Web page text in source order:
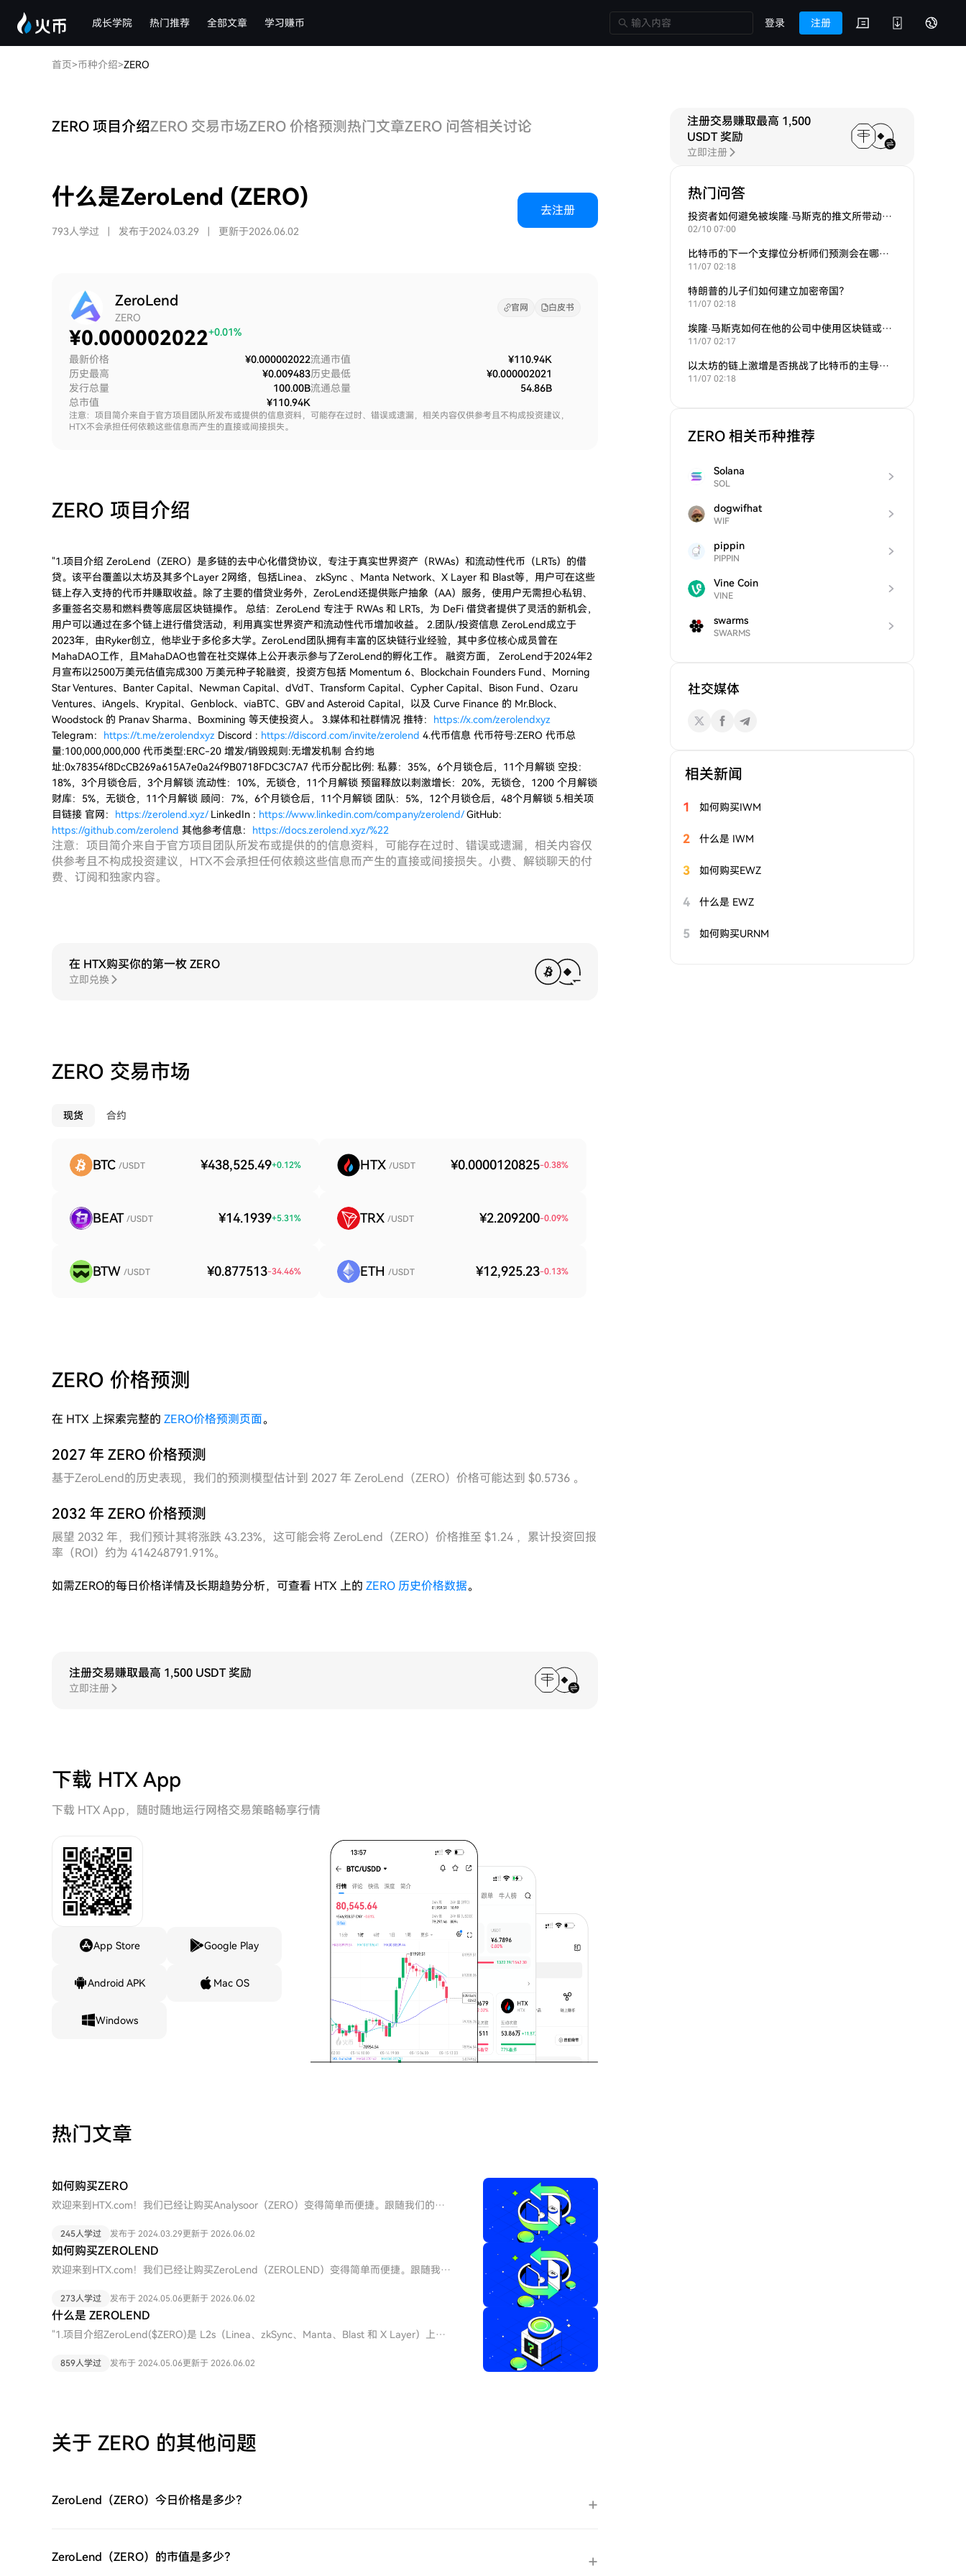
成长学院 热门推荐 全部文章 学习赚币 登录 注册
首页>币种介绍>ZERO
ZERO 项目介绍ZERO 交易市场ZERO 价格预测热门文章ZERO 问答相关讨论
什么是ZeroLend (ZERO)
793人学过 发布于2024.03.29 更新于2026.06.02
去注册
ZeroLend
ZERO
官网 白皮书
¥0.000002022+0.01%
最新价格
¥0.000002022
历史最高
¥0.009483
发行总量
100.00B
总市值
¥110.94K
流通市值
¥110.94K
历史最低
¥0.000002021
流通总量
54.86B
注意：项目简介来自于官方项目团队所发布或提供的信息资料，可能存在过时、错误或遗漏，相关内容仅供参考且不构成投资建议，
HTX不会承担任何依赖这些信息而产生的直接或间接损失。
ZERO 项目介绍
"1.项目介绍 ZeroLend（ZERO）是多链的去中心化借贷协议，专注于真实世界资产（RWAs）和流动性代币（LRTs）的借
贷。该平台覆盖以太坊及其多个Layer 2网络，包括Linea、 zkSync 、Manta Network、X Layer 和 Blast等，用户可在这些
链上存入支持的代币并赚取收益。除了主要的借贷业务外，ZeroLend还提供账户抽象（AA）服务，使用户无需担心私钥、
多重签名交易和燃料费等底层区块链操作。 总结：ZeroLend 专注于 RWAs 和 LRTs，为 DeFi 借贷者提供了灵活的新机会，
用户可以通过在多个链上进行借贷活动，利用真实世界资产和流动性代币增加收益。 2.团队/投资信息 ZeroLend成立于
2023年，由Ryker创立，他毕业于多伦多大学。ZeroLend团队拥有丰富的区块链行业经验，其中多位核心成员曾在
MahaDAO工作，且MahaDAO也曾在社交媒体上公开表示参与了ZeroLend的孵化工作。 融资方面， ZeroLend于2024年2
月宣布以2500万美元估值完成300 万美元种子轮融资，投资方包括 Momentum 6、Blockchain Founders Fund、Morning
Star Ventures、Banter Capital、Newman Capital、dVdT、Transform Capital、Cypher Capital、Bison Fund、Ozaru
Ventures、iAngels、Krypital、Genblock、viaBTC、GBV and Asteroid Capital，以及 Curve Finance 的 Mr.Block、
Woodstock 的 Pranav Sharma、Boxmining 等天使投资人。 3.媒体和社群情况 推特： https://x.com/zerolendxyz
Telegram： https://t.me/zerolendxyz Discord : https://discord.com/invite/zerolend 4.代币信息 代币符号:ZERO 代币总
量:100,000,000,000 代币类型:ERC-20 增发/销毁规则:无增发机制 合约地
址:0x78354f8DcCB269a615A7e0a24f9B0718FDC3C7A7 代币分配比例: 私募：35%，6个月锁仓后，11个月解锁 空投：
18%，3个月锁仓后，3个月解锁 流动性：10%，无锁仓，11个月解锁 预留释放以刺激增长：20%，无锁仓，1200 个月解锁
财库：5%，无锁仓，11个月解锁 顾问：7%，6个月锁仓后，11个月解锁 团队：5%，12个月锁仓后，48个月解锁 5.相关项
目链接 官网： https://zerolend.xyz/LinkedIn : https://www.linkedin.com/company/zerolend/GitHub:
https://github.com/zerolend 其他参考信息： https://docs.zerolend.xyz/%22
注意：项目简介来自于官方项目团队所发布或提供的的信息资料，可能存在过时、错误或遗漏，相关内容仅
供参考且不构成投资建议，HTX不会承担任何依赖这些信息而产生的直接或间接损失。小费、解锁聊天的付
费、订阅和独家内容。
在 HTX购买你的第一枚 ZERO
立即兑换
ZERO 交易市场
现货 合约
BTC /USDT ¥438,525.49+0.12% HTX /USDT ¥0.0000120825-0.38%
BEAT /USDT ¥14.1939+5.31% TRX /USDT ¥2.209200-0.09%
BTW /USDT ¥0.877513-34.46% ETH /USDT ¥12,925.23-0.13%
ZERO 价格预测
在 HTX 上探索完整的 ZERO价格预测页面。
2027 年 ZERO 价格预测
基于ZeroLend的历史表现，我们的预测模型估计到 2027 年 ZeroLend（ZERO）价格可能达到 $0.5736 。
2032 年 ZERO 价格预测
展望 2032 年，我们预计其将涨跌 43.23%，这可能会将 ZeroLend（ZERO）价格推至 $1.24 ，累计投资回报
率（ROI）约为 414248791.91%。
如需ZERO的每日价格详情及长期趋势分析，可查看 HTX 上的 ZERO 历史价格数据。
注册交易赚取最高 1,500 USDT 奖励
立即注册
下载 HTX App
下载 HTX App，随时随地运行网格交易策略畅享行情
App Store Google Play
Android APK Mac OS
Windows
热门文章
如何购买ZERO
欢迎来到HTX.com！我们已经让购买Analysoor（ZERO）变得简单而便捷。跟随我们的逐
号码注册一个免费账户在HTX上。体验无忧的注册过程并解锁所有平台功能。立即注册第二
步：前往买币页面，选择您的支付方式信用卡/借记卡购买：使用您的Visa或Mastercard即
时购买Analysoor（ZERO）。余额购买：使用您HTX账户余额中的资金进行无缝交易。第三
方购买：探索诸如Google Pay或Apple Pay等流行支付方法以增加便利性。C2C购买：在
服务和竞争性汇率。第三步：存储您的Analysoor（ZERO）购买完您的Analysoor（ZERO）
后，将其存储在您的HTX账户钱包中。您也可以通过区块链转账将其发送到其他地方或者用
于交易其他加密货币。第四步：交易Analysoor（ZERO）在HTX的现货市场轻松交易
为初学者和经验丰富的交易者提供了友好的用户体验。
245人学过 发布于 2024.03.29更新于 2026.06.02
如何购买ZEROLEND
欢迎来到HTX.com！我们已经让购买ZeroLend（ZEROLEND）变得简单而便捷。跟随我们
手机号码注册一个免费账户在HTX上。体验无忧的注册过程并解锁所有平台功能。立即注册
第二步：前往买币页面，选择您的支付方式信用卡/借记卡购买：使用您的Visa或
Mastercard即时购买ZeroLend（ZEROLEND）。余额购买：使用您HTX账户余额中的资金
进行无缝交易。第三方购买：探索诸如Google Pay或Apple Pay等流行支付方法以增加便利
交易者提供个性化服务和竞争性汇率。第三步：存储您的ZeroLend（ZEROLEND）购买完
供了友好的用户体验。
273人学过 发布于 2024.05.06更新于 2026.06.02
什么是 ZEROLEND
"1.项目介绍ZeroLend($ZERO)是 L2s（Linea、zkSync、Manta、Blast 和 X Layer）上的
旨在为个人和企业提供安全、透明的数字资产借贷平台。该协议以点对点的方式运行，消除
万美元种子轮融资，投资方包括 Momentum 6、Blockchain Founders Fund、Morning
Star Ventures、Banter Capital、Newman Capital、dVdT、Transform Capital、Cypher
Boxmining 等天使投资人。3.媒体和社群情况推特：https://x.com/zerolendxyzTelegram：
https://t.me/zerolendxyzDiscord：https://discord.com/invite/zerolend4.代币信息代币符
https://lineascan.build/token/0x78354f8DcCB269a615A7e0a24f9B0718FDC3C7A7代币
分配比例:私募：35%，TGE释放8.75%，锁仓6个月，之后按11个月释放空投：18%，TGE
859人学过 发布于 2024.05.06更新于 2026.06.02
关于 ZERO 的其他问题
ZeroLend（ZERO）今日价格是多少？
ZeroLend（ZERO）的市值是多少？
注册交易赚取最高 1,500
USDT 奖励
立即注册
热门问答
投资者如何避免被埃隆·马斯克的推文所带动的炒作？
02/10 07:00
比特币的下一个支撑位分析师们预测会在哪里？
11/07 02:18
特朗普的儿子们如何建立加密帝国？
11/07 02:18
埃隆·马斯克如何在他的公司中使用区块链或加密货币？
11/07 02:17
以太坊的链上激增是否挑战了比特币的主导地位？
11/07 02:18
ZERO 相关币种推荐
Solana
SOL
dogwifhat
WIF
pippin
PIPPIN
Vine Coin
VINE
swarms
SWARMS
社交媒体
相关新闻
1 如何购买IWM
2 什么是 IWM
3 如何购买EWZ
4 什么是 EWZ
5 如何购买URNM